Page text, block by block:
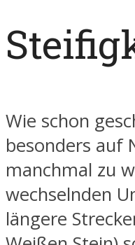
Wie schon
besonders auf
manchmal zu
wechselnden
längere